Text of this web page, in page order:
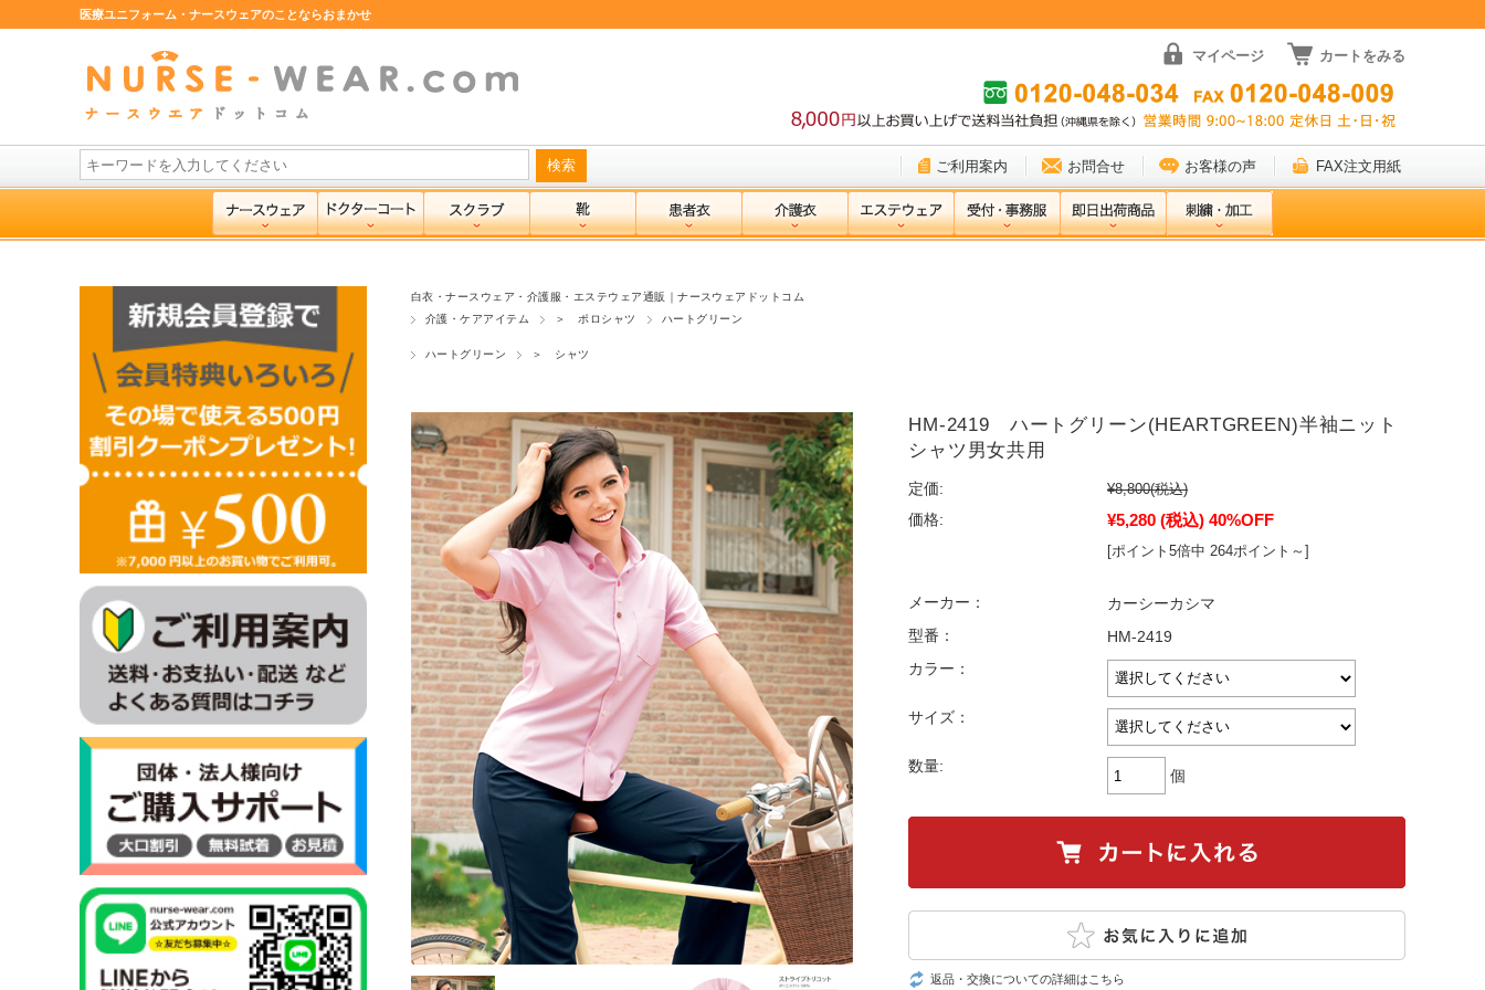
医療ユニフォーム・ナースウェアのことならおまかせ
マイページ カートをみる
ご利用案内 お問合せ お客様の声 FAX注文用紙
白衣・ナースウェア・介護服・エステウェア通販｜ナースウェアドットコム
介護・ケアアイテム
＞ ポロシャツ ハートグリーン
ハートグリーン ＞ シャツ
HM-2419 ハートグリーン(HEARTGREEN)半袖ニット
シャツ男女共用
定価: ¥8,800(税込)
価格:
¥5,280 (税込) 40%OFF
[ポイント5倍中 264ポイント～]
メーカー：
カーシーカシマ
型番：
HM-2419
カラー：
サイズ：
数量:
個
返品・交換についての詳細はこちら